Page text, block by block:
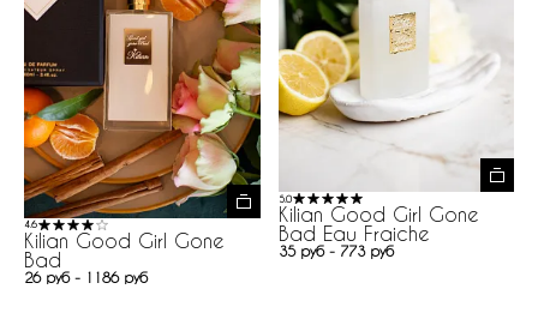
4.6
Kilian Good Girl Gone
Bad
26 руб - 1186 руб
5.0
Kilian Good Girl Gone
Bad Eau Fraiche
35 руб - 773 руб